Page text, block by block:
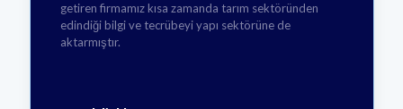
getiren firmamız kısa zamanda tarım sektöründen
edindiği bilgi ve tecrübeyi yapı sektörüne de
aktarmıştır.